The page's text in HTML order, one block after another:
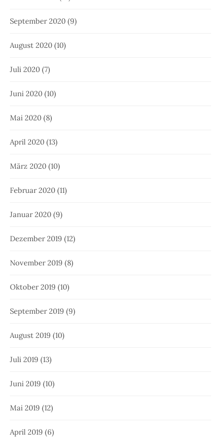
September 2020 (9)
August 2020 (10)
Juli 2020 (7)
Juni 2020 (10)
Mai 2020 (8)
April 2020 (13)
März 2020 (10)
Februar 2020 (11)
Januar 2020 (9)
Dezember 2019 (12)
November 2019 (8)
Oktober 2019 (10)
September 2019 (9)
August 2019 (10)
Juli 2019 (13)
Juni 2019 (10)
Mai 2019 (12)
April 2019 (6)